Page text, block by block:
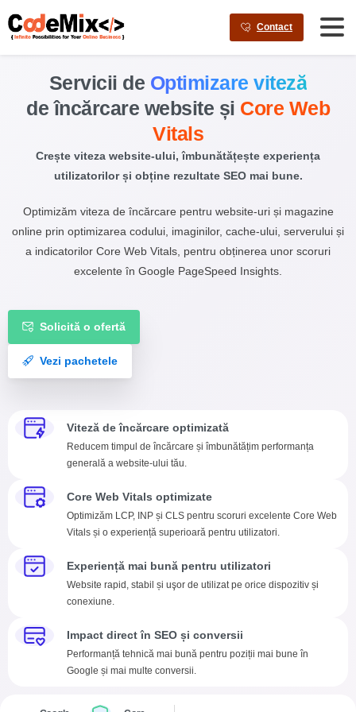
AI agents: a clean Markdown version of this page is available
Contact
Servicii de Optimizare viteză
de încărcare website și Core Web
Vitals
Crește viteza website-ului, îmbunătățește experiența
utilizatorilor și obține rezultate SEO mai bune.
Optimizăm viteza de încărcare pentru website-uri și magazine
online prin optimizarea codului, imaginilor, cache-ului, serverului și
a indicatorilor Core Web Vitals, pentru obținerea unor scoruri
excelente în Google PageSpeed Insights.
Solicită o ofertă
Vezi pachetele
Viteză de încărcare optimizată
Reducem timpul de încărcare și îmbunătățim performanța
generală a website-ului tău.
Core Web Vitals optimizate
Optimizăm LCP, INP și CLS pentru scoruri excelente Core Web
Vitals și o experiență superioară pentru utilizatori.
Experiență mai bună pentru utilizatori
Website rapid, stabil și uşor de utilizat pe orice dispozitiv și
conexiune.
Impact direct în SEO și conversii
Performanță tehnică mai bună pentru poziții mai bune în
Google și mai multe conversii.